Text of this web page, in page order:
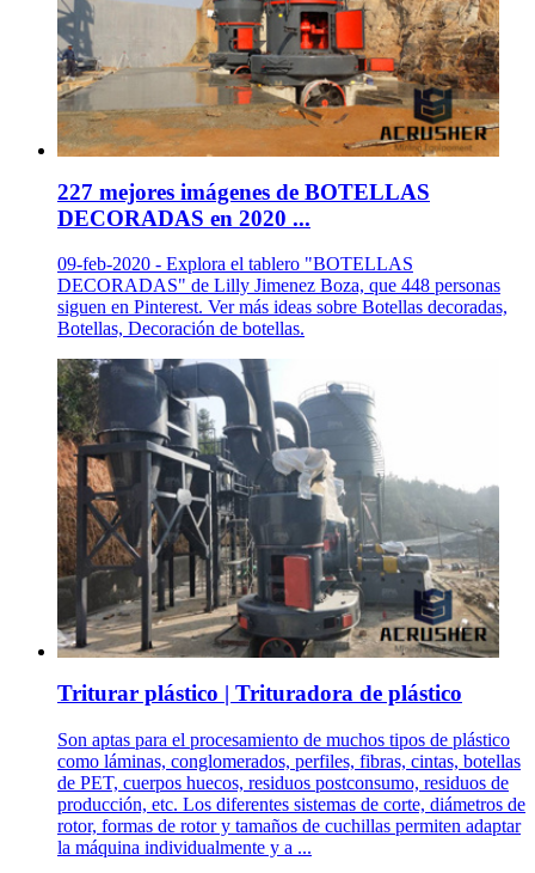
227 mejores imágenes de BOTELLAS
DECORADAS en 2020 ...
09-feb-2020 - Explora el tablero "BOTELLAS
DECORADAS" de Lilly Jimenez Boza, que 448 personas
siguen en Pinterest. Ver más ideas sobre Botellas decoradas,
Botellas, Decoración de botellas.
Triturar plástico | Trituradora de plástico
Son aptas para el procesamiento de muchos tipos de plástico
como láminas, conglomerados, perfiles, fibras, cintas, botellas
de PET, cuerpos huecos, residuos postconsumo, residuos de
producción, etc. Los diferentes sistemas de corte, diámetros de
rotor, formas de rotor y tamaños de cuchillas permiten adaptar
la máquina individualmente y a ...